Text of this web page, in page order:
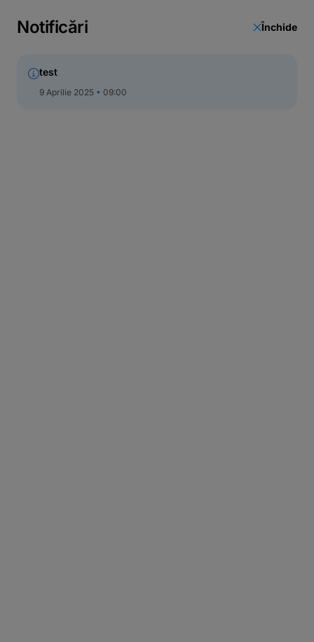
Notificări Închide
test
9 Aprilie 2025 09:00